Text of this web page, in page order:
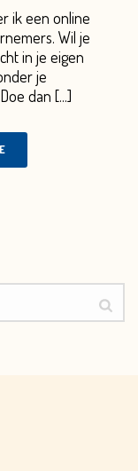
ik een online
Wil je
in je eigen
je
dan [...]